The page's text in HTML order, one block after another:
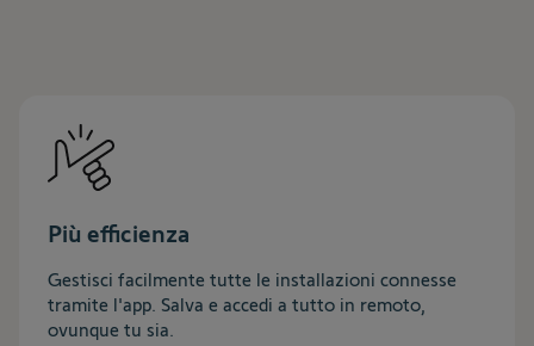
Più efficienza
Gestisci facilmente tutte le installazioni connesse
tramite l'app. Salva e accedi a tutto in remoto,
ovunque tu sia.​